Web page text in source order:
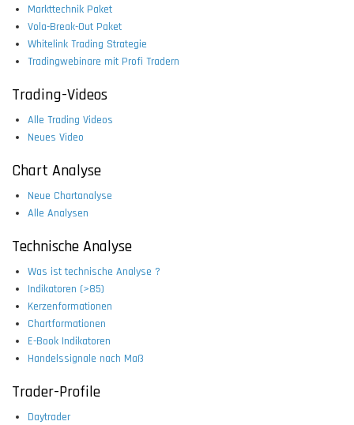
Markttechnik Paket
Vola-Break-Out Paket
Whitelink Trading Strategie
Tradingwebinare mit Profi Tradern
Trading-Videos
Alle Trading Videos
Neues Video
Chart Analyse
Neue Chartanalyse
Alle Analysen
Technische Analyse
Was ist technische Analyse ?
Indikatoren (>85)
Kerzenformationen
Chartformationen
E-Book Indikatoren
Handelssignale nach Maß
Trader-Profile
Daytrader